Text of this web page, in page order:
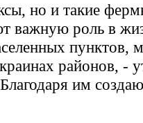
но и такие
важную роль в
пунктов,
районов, -
им